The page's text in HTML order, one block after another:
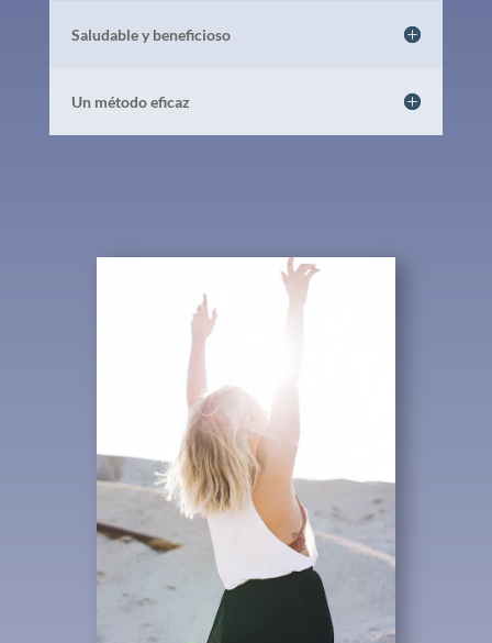
Saludable y beneficioso
Un método eficaz